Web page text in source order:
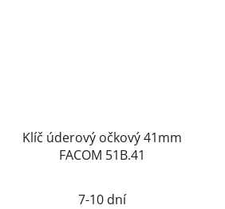
Klíč úderový očkový 41mm
FACOM 51B.41
7-10 dní